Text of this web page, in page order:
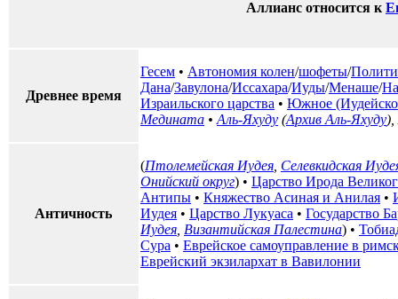
Аллианс относится к
Древнее время
Гесем • Автономия колен/шофеты/
Дана/Завулона/Иссахара/Иуды/Менаше/
Израильского царства • Южное
Медината • Аль-Яхуду (Архив Аль-Яхуду),
Античность
(Птолемейская Иудея Селевкидская
Онийский округ) • Царство Ирода
Антипы • Княжество Асиная и Анилая •
Иудея • Царство Лукуаса • Государство
Иудея Византийская Палестина) •
Сура • Еврейское самоуправление в
Еврейский экзилархат в Вавилонии